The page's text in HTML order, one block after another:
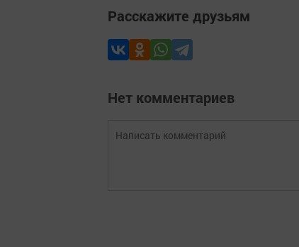
Расскажите друзьям
Нет комментариев